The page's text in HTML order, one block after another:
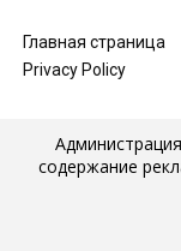
Главная страница
Privacy Policy
содержание